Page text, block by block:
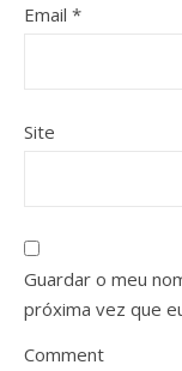
Email *
Site
Guardar o meu
próxima vez que
Comment